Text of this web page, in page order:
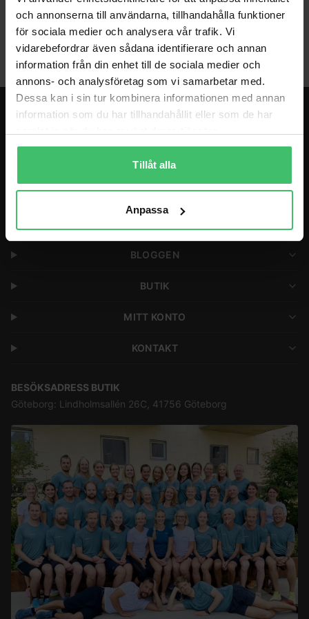
och annonserna till användarna, tillhandahålla funktioner
för sociala medier och analysera vår trafik. Vi
vidarebefordrar även sådana identifierare och annan
information från din enhet till de sociala medier och
annons- och analysföretag som vi samarbetar med.
Dessa kan i sin tur kombinera informationen med annan
information som du har tillhandahållit eller som de har
Tillåt alla
Anpassa
Coaching
LÖPARRESOR
COACHING
BLOGGEN
BUTIK
MITT KONTO
KONTAKT
BESÖKSADRESS BUTIK
Göteborg: Lindholmsallén 26C, 41756 Göteborg